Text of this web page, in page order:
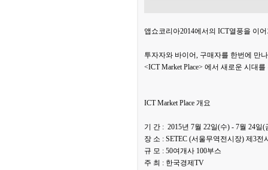
앱쇼코리아2014에서의 ICT열풍을 이
투자자와 바이어, 구매자를 한번에 만
<ICT Market Place> 에서 새로운 시대
ICT Market Place 개요
기 간 : 2015년 7월 22일(수) - 7월 24일(
장 소 : SETEC (서울무역전시장) 제3전
규 모 : 50여개사 100부스
주 최 : 한국경제TV